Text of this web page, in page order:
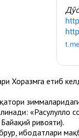
Хоразмга етиб
«Расулуллоҳ
ривояти).
ибодатлари